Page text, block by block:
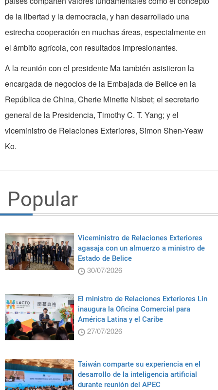
de la libertad y la democracia, y han desarrollado una
estrecha cooperación en muchas áreas, especialmente en
el ámbito agrícola, con resultados impresionantes.
A la reunión con el presidente Ma también asistieron la
encargada de negocios de la Embajada de Belice en la
República de China, Cherie Minette Nisbet; el secretario
general de la Presidencia, Timothy C. T. Yang; y el
viceministro de Relaciones Exteriores, Simon Shen-Yeaw
Ko.
Popular
Viceministro de Relaciones Exteriores
agasaja con un almuerzo a ministro de
Estado de Belice
30/07/2026
El ministro de Relaciones Exteriores Lin
inaugura la Oficina Comercial para
América Latina y el Caribe
27/07/2026
Taiwán comparte su experiencia en el
desarrollo de la inteligencia artificial
durante reunión del APEC